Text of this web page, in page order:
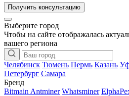
Получить консультацию
Выберите город
Чтобы на сайте отображалась
вашего региона
Челябинск Тюмень Пермь Казань
Петербург Самара
Бренд
Bitmain Antminer Whatsminer